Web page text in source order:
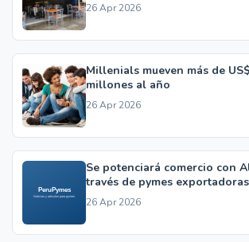
26 Apr 2026
Millenials mueven más de
millones al año
26 Apr 2026
Se potenciará comercio con
través de pymes exportadoras
26 Apr 2026